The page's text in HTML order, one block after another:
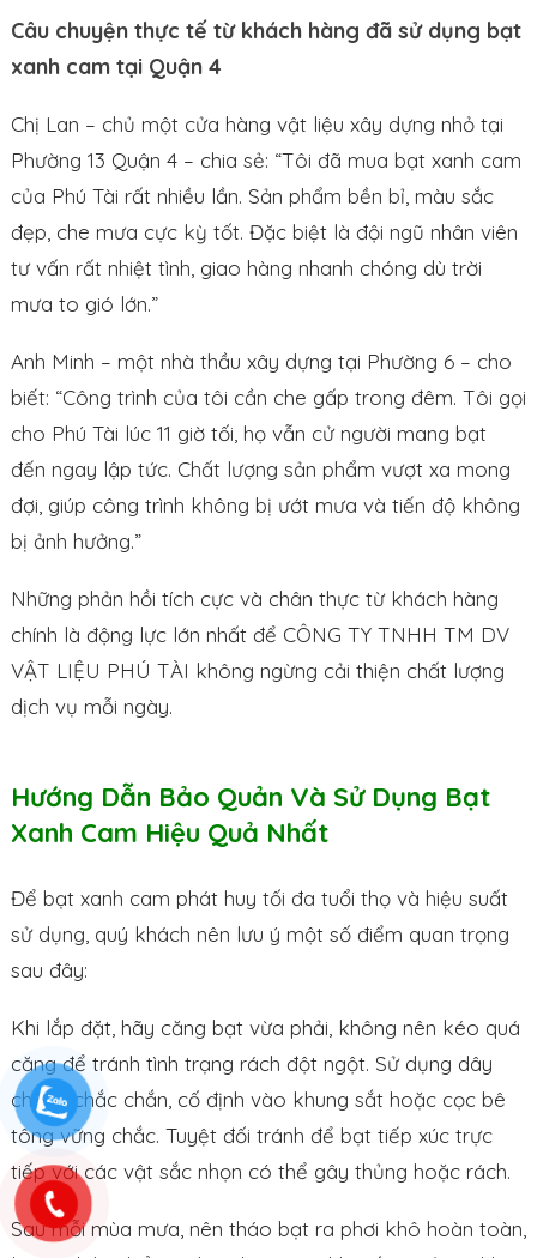
Câu chuyện thực tế từ khách hàng đã sử dụng bạt
xanh cam tại Quận 4
Chị Lan – chủ một cửa hàng vật liệu xây dựng nhỏ tại
Phường 13 Quận 4 – chia sẻ: “Tôi đã mua bạt xanh cam
của Phú Tài rất nhiều lần. Sản phẩm bền bỉ, màu sắc
đẹp, che mưa cực kỳ tốt. Đặc biệt là đội ngũ nhân viên
tư vấn rất nhiệt tình, giao hàng nhanh chóng dù trời
mưa to gió lớn.”
Anh Minh – một nhà thầu xây dựng tại Phường 6 – cho
biết: “Công trình của tôi cần che gấp trong đêm. Tôi gọi
cho Phú Tài lúc 11 giờ tối, họ vẫn cử người mang bạt
đến ngay lập tức. Chất lượng sản phẩm vượt xa mong
đợi, giúp công trình không bị ướt mưa và tiến độ không
bị ảnh hưởng.”
Những phản hồi tích cực và chân thực từ khách hàng
chính là động lực lớn nhất để CÔNG TY TNHH TM DV
VẬT LIỆU PHÚ TÀI không ngừng cải thiện chất lượng
dịch vụ mỗi ngày.
Hướng Dẫn Bảo Quản Và Sử Dụng Bạt
Xanh Cam Hiệu Quả Nhất
Để bạt xanh cam phát huy tối đa tuổi thọ và hiệu suất
sử dụng, quý khách nên lưu ý một số điểm quan trọng
sau đây:
Khi lắp đặt, hãy căng bạt vừa phải, không nên kéo quá
căng để tránh tình trạng rách đột ngột. Sử dụng dây
chằng chắc chắn, cố định vào khung sắt hoặc cọc bê
tông vững chắc. Tuyệt đối tránh để bạt tiếp xúc trực
tiếp với các vật sắc nhọn có thể gây thủng hoặc rách.
Sau mỗi mùa mưa, nên tháo bạt ra phơi khô hoàn toàn,